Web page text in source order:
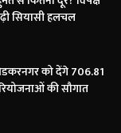
सियासी हलचल
को देंगे 706.81
की सौगात